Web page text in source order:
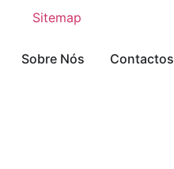
Sitemap
Sobre Nós Contactos